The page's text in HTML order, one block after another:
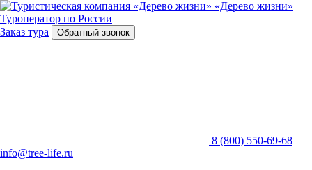
«Дерево жизни»
Туроператор по России
Заказ тура
Обратный звонок
8 (800) 550-69-68
info@tree-life.ru